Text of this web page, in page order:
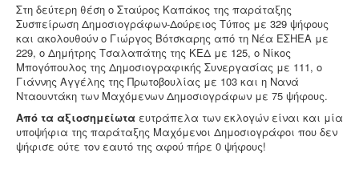
Στη δεύτερη θέση ο Σταύρος Καπάκος της παράταξης
Συσπείρωση Δημοσιογράφων-Δούρειος Τύπος με 329 ψήφους
και ακολουθούν ο Γιώργος Βότσκαρης από τη Νέα ΕΣΗΕΑ με
229, ο Δημήτρης Τσαλαπάτης της ΚΕΔ με 125, ο Νίκος
Μπογόπουλος της Δημοσιογραφικής Συνεργασίας με 111, ο
Γιάννης Αγγέλης της Πρωτοβουλίας με 103 και η Νανά
Νταουντάκη των Μαχόμενων Δημοσιογράφων με 75 ψήφους.
Από τα αξιοσημείωτα ευτράπελα των εκλογών είναι και μία
υποψήφια της παράταξης Μαχόμενοι Δημοσιογράφοι που δεν
ψήφισε ούτε τον εαυτό της αφού πήρε 0 ψήφους!